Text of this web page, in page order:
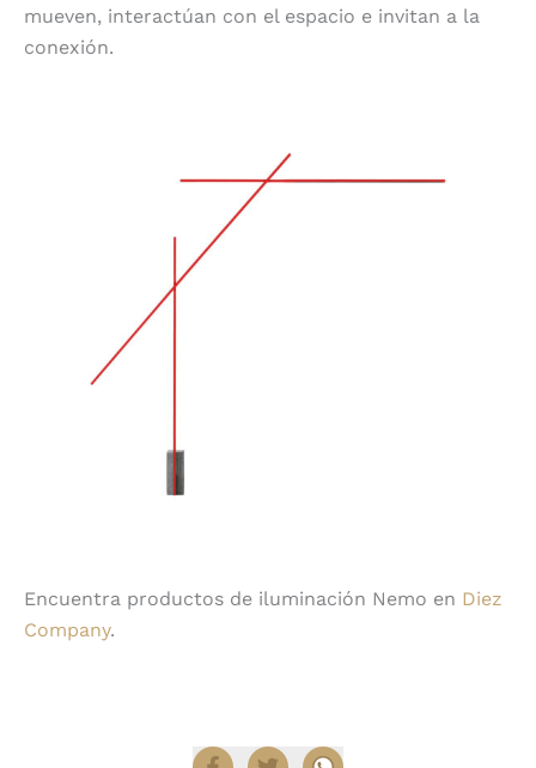
mueven, interactúan con el espacio e invitan a la
conexión.
Encuentra productos de iluminación Nemo en Diez
Company.